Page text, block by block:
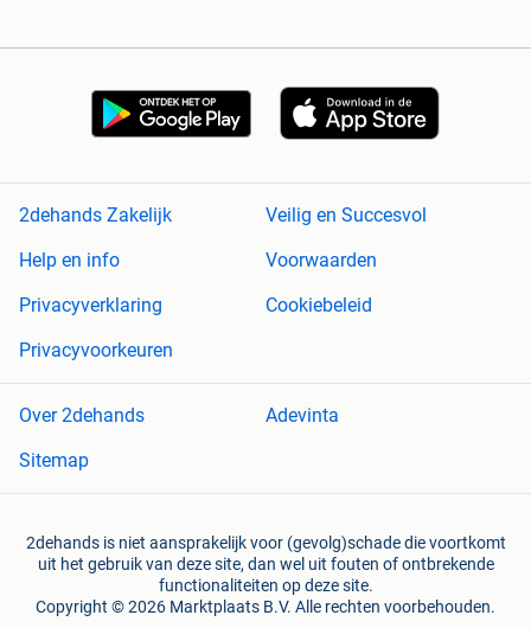
2dehands Zakelijk
Veilig en Succesvol
Help en info
Voorwaarden
Privacyverklaring
Cookiebeleid
Privacyvoorkeuren
Over 2dehands
Adevinta
Sitemap
2dehands is niet aansprakelijk voor (gevolg)schade die voortkomt
uit het gebruik van deze site, dan wel uit fouten of ontbrekende
functionaliteiten op deze site.
Copyright © 2026 Marktplaats B.V. Alle rechten voorbehouden.